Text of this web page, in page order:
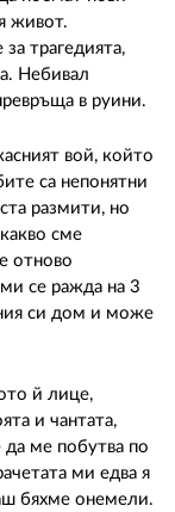
живот.
трагедията,
Небивал
в руини.
вой, който
са непонятни
размити, но
сме
отново
се ражда на 3
си дом и може
й лице,
и чантата,
да ме побутва по
ми едва я
бяхме онемели.